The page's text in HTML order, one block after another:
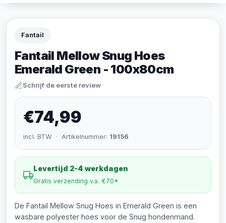
Fantail
Fantail Mellow Snug Hoes
Emerald Green - 100x80cm
Schrijf de eerste review
€74,99
incl. BTW · Artikelnummer: 19156
Levertijd 2-4 werkdagen
Gratis verzending v.a. €70*
De Fantail Mellow Snug Hoes in Emerald Green is een
wasbare polyester hoes voor de Snug hondenmand.